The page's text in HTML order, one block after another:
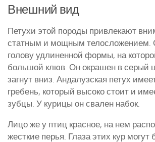
Внешний вид
Петухи этой породы привлекают
статным и мощным
голову удлиненной формы, на
большой клюв. Он окрашен в серый
загнут вниз. Андалузская петух
гребень, который высоко стоит и
зубцы. У курицы он свален набок.
Лицо же у птиц красное, на нем
жесткие перья. Глаза этих кур могут